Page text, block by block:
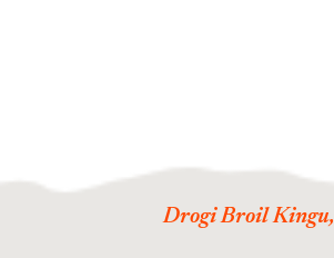
Drogi Broil Kingu,